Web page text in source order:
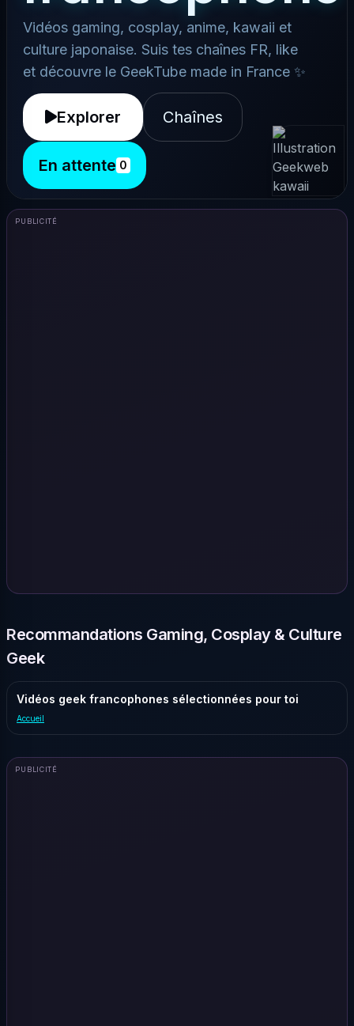
Vidéos gaming, cosplay, anime, kawaii et
culture japonaise. Suis tes chaînes FR, like
et découvre le GeekTube made in France ✨
Explorer Chaînes
En attente 0
PUBLICITÉ
Recommandations Gaming, Cosplay & Culture
Geek
Vidéos geek francophones sélectionnées pour toi
Accueil
PUBLICITÉ